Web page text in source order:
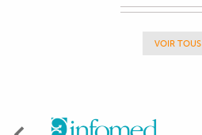
VOIR TOUS